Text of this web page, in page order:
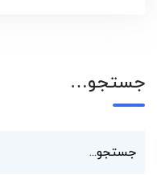
جستجو…